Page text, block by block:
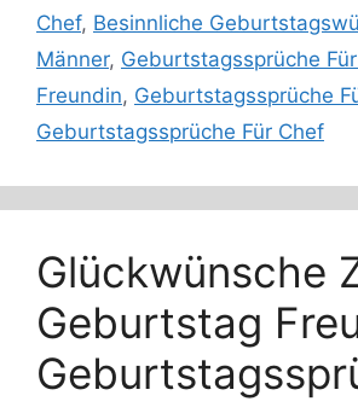
Chef, Besinnliche
Männer, Geburtstagssprüche
Freundin, Geburtstagssprüche
Geburtstagssprüche Für Chef
Glückwünsche
Geburtstag